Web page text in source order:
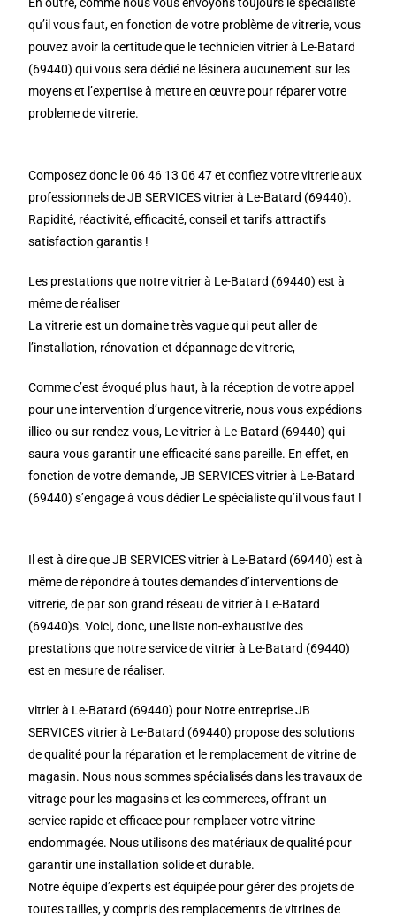
qu’il vous faut, en fonction de votre problème de vitrerie, vous
pouvez avoir la certitude que le technicien vitrier à Le-Batard
(69440) qui vous sera dédié ne lésinera aucunement sur les
moyens et l’expertise à mettre en œuvre pour réparer votre
probleme de vitrerie.
Composez donc le 06 46 13 06 47 et confiez votre vitrerie aux
professionnels de JB SERVICES vitrier à Le-Batard (69440).
Rapidité, réactivité, efficacité, conseil et tarifs attractifs
satisfaction garantis !
Les prestations que notre vitrier à Le-Batard (69440) est à
même de réaliser
La vitrerie est un domaine très vague qui peut aller de
l’installation, rénovation et dépannage de vitrerie,
Comme c’est évoqué plus haut, à la réception de votre appel
pour une intervention d’urgence vitrerie, nous vous expédions
illico ou sur rendez-vous, Le vitrier à Le-Batard (69440) qui
saura vous garantir une efficacité sans pareille. En effet, en
fonction de votre demande, JB SERVICES vitrier à Le-Batard
(69440) s’engage à vous dédier Le spécialiste qu’il vous faut !
Il est à dire que JB SERVICES vitrier à Le-Batard (69440) est à
même de répondre à toutes demandes d’interventions de
vitrerie, de par son grand réseau de vitrier à Le-Batard
(69440)s. Voici, donc, une liste non-exhaustive des
prestations que notre service de vitrier à Le-Batard (69440)
est en mesure de réaliser.
vitrier à Le-Batard (69440) pour Notre entreprise JB
SERVICES vitrier à Le-Batard (69440) propose des solutions
de qualité pour la réparation et le remplacement de vitrine de
magasin. Nous nous sommes spécialisés dans les travaux de
vitrage pour les magasins et les commerces, offrant un
service rapide et efficace pour remplacer votre vitrine
endommagée. Nous utilisons des matériaux de qualité pour
garantir une installation solide et durable.
Notre équipe d’experts est équipée pour gérer des projets de
toutes tailles, y compris des remplacements de vitrines de